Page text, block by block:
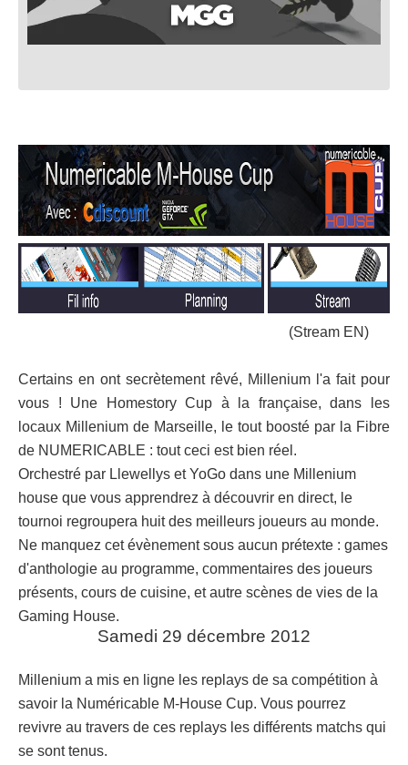
(Stream EN)
Certains en ont secrètement rêvé, Millenium l'a fait pour
vous ! Une Homestory Cup à la française, dans les
locaux Millenium de Marseille, le tout boosté par la Fibre
de NUMERICABLE : tout ceci est bien réel.
Orchestré par Llewellys et YoGo dans une Millenium
house que vous apprendrez à découvrir en direct, le
tournoi regroupera huit des meilleurs joueurs au monde.
Ne manquez cet évènement sous aucun prétexte : games
d'anthologie au programme, commentaires des joueurs
présents, cours de cuisine, et autre scènes de vies de la
Gaming House.
Samedi 29 décembre 2012
Millenium a mis en ligne les replays de sa compétition à
savoir la Numéricable M-House Cup. Vous pourrez
revivre au travers de ces replays les différents matchs qui
se sont tenus.